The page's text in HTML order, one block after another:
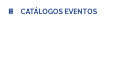
📔 CATÁLOGOS EVENTOS